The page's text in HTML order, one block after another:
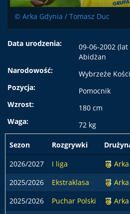
© Arka Gdynia / Tomasz Duc
Data urodzenia:
09-06-2002 (lat
Abidżan
Narodowość:
Wybrzeże
Pozycja:
Pomocnik
Wzrost:
180 cm
Waga:
72 kg
Sezon Rozgrywki
2026/2027
I liga
2025/2026
Ekstraklasa
2025/2026
Puchar Polski